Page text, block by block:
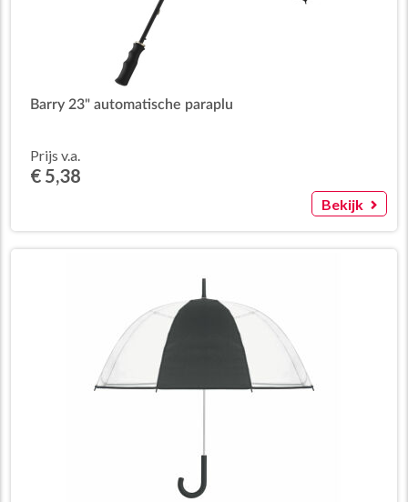
Barry 23" automatische paraplu
Prijs v.a.
€ 5,38
Bekijk